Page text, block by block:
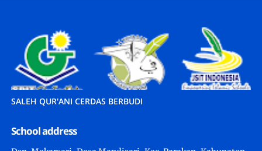
SALEH QUR'ANI CERDAS BERBUDI
School address